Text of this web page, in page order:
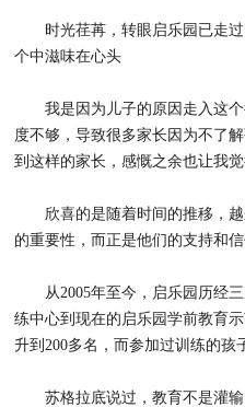
时光荏苒，转眼启乐园已走过
个中滋味在心头
我是因为儿子的原因走入这个
度不够，导致很多家长因为不了
到这样的家长，感慨之余也让我
欣喜的是随着时间的推移，越
的重要性，而正是他们的支持和
从2005年至今，启乐园历经三
练中心到现在的启乐园学前教育
升到200多名，而参加过训练的孩
苏格拉底说过，教育不是灌输